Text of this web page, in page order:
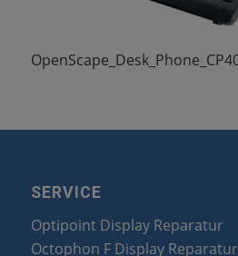
SERVICE
Optipoint Display Reparatur
Octophon F Display Reparatur